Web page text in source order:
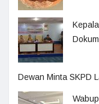
Dewan Minta SKPD